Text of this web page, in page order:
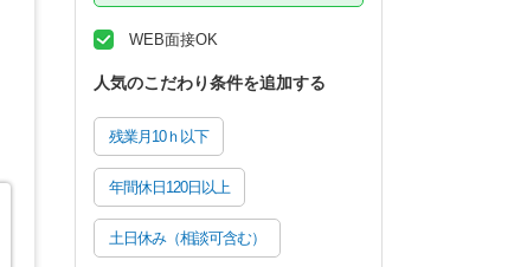
WEB面接OK
人気のこだわり条件を追加する
残業月10ｈ以下
年間休日120日以上
土日休み（相談可含む）